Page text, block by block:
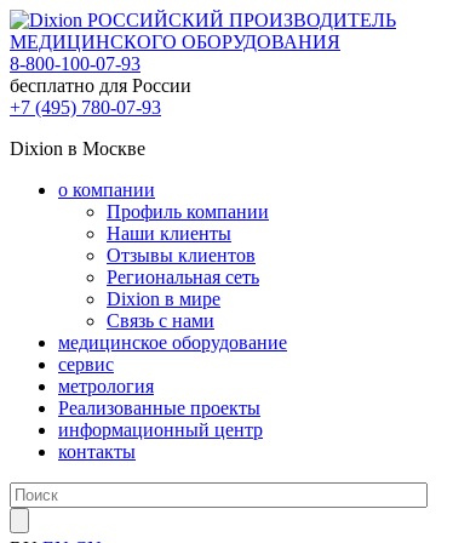
РОССИЙСКИЙ ПРОИЗВОДИТЕЛЬ
МЕДИЦИНСКОГО ОБОРУДОВАНИЯ
8-800-100-07-93
бесплатно для России
+7 (495) 780-07-93
Dixion в Москве
о компании
Профиль компании
Наши клиенты
Отзывы клиентов
Региональная сеть
Dixion в мире
Связь с нами
медицинское оборудование
сервис
метрология
Реализованные проекты
информационный центр
контакты